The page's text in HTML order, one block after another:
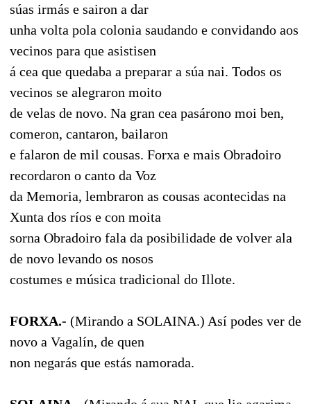
súas irmás e sairon a dar
unha volta pola colonia saudando e convidando aos
vecinos para que asistisen
á cea que quedaba a preparar a súa nai. Todos os
vecinos se alegraron moito
de velas de novo. Na gran cea pasárono moi ben,
comeron, cantaron, bailaron
e falaron de mil cousas. Forxa e mais Obradoiro
recordaron o canto da Voz
da Memoria, lembraron as cousas acontecidas na
Xunta dos ríos e con moita
sorna Obradoiro fala da posibilidade de volver ala
de novo levando os nosos
costumes e música tradicional do Illote.
FORXA.- (Mirando a SOLAINA.) Así podes ver de
novo a Vagalín, de quen
non negarás que estás namorada.